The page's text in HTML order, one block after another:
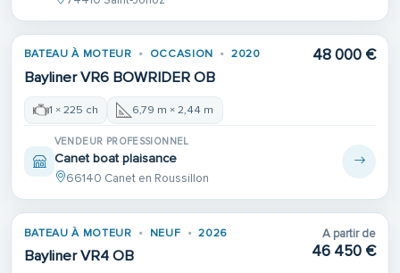
BATEAU À MOTEUR OCCASION 2020
Bayliner VR6 BOWRIDER OB
48 000 €
1 × 225 ch 6,79 m × 2,44 m
VENDEUR PROFESSIONNEL
Canet boat plaisance
66140 Canet en Roussillon
BATEAU À MOTEUR NEUF 2026
Bayliner VR4 OB
A partir de
46 450 €